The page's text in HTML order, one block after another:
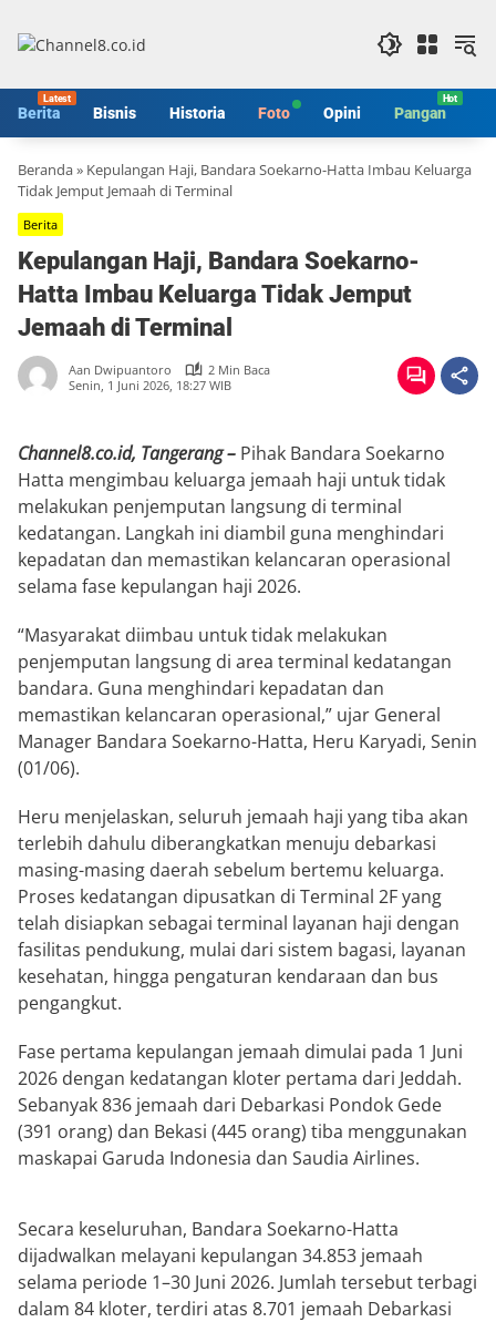
konten
Berita Bisnis Historia Foto Opini Pangan
Beranda» Kepulangan Haji, Bandara Soekarno-Hatta Imbau Keluarga
Tidak Jemput Jemaah di Terminal
Berita
Kepulangan Haji, Bandara Soekarno-
Hatta Imbau Keluarga Tidak Jemput
Jemaah di Terminal
Aan Dwipuantoro
2 Min Baca
Senin, 1 Juni 2026, 18:27 WIB
Channel8.co.id, Tangerang – Pihak Bandara Soekarno
Hatta mengimbau keluarga jemaah haji untuk tidak
melakukan penjemputan langsung di terminal
kedatangan. Langkah ini diambil guna menghindari
kepadatan dan memastikan kelancaran operasional
selama fase kepulangan haji 2026.
“Masyarakat diimbau untuk tidak melakukan
penjemputan langsung di area terminal kedatangan
bandara. Guna menghindari kepadatan dan
memastikan kelancaran operasional,” ujar General
Manager Bandara Soekarno-Hatta, Heru Karyadi, Senin
(01/06).
Heru menjelaskan, seluruh jemaah haji yang tiba akan
terlebih dahulu diberangkatkan menuju debarkasi
masing-masing daerah sebelum bertemu keluarga.
Proses kedatangan dipusatkan di Terminal 2F yang
telah disiapkan sebagai terminal layanan haji dengan
fasilitas pendukung, mulai dari sistem bagasi, layanan
kesehatan, hingga pengaturan kendaraan dan bus
pengangkut.
Fase pertama kepulangan jemaah dimulai pada 1 Juni
2026 dengan kedatangan kloter pertama dari Jeddah.
Sebanyak 836 jemaah dari Debarkasi Pondok Gede
(391 orang) dan Bekasi (445 orang) tiba menggunakan
maskapai Garuda Indonesia dan Saudia Airlines.
Secara keseluruhan, Bandara Soekarno-Hatta
dijadwalkan melayani kepulangan 34.853 jemaah
selama periode 1–30 Juni 2026. Jumlah tersebut terbagi
dalam 84 kloter, terdiri atas 8.701 jemaah Debarkasi